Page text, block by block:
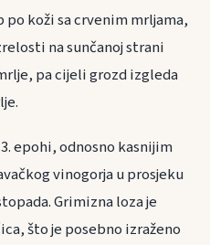
koži sa crvenim mrljama,
na sunčanoj strani
pa cijeli grozd izgleda
epohi, odnosno kasnijim
vinogorja u prosjeku
Grimizna loza je
što je posebno izraženo